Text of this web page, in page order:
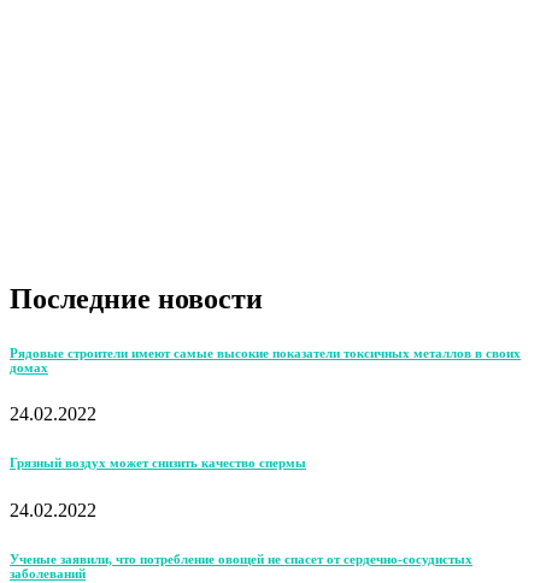
Последние новости
Рядовые строители имеют самые высокие показатели токсичных металлов в своих
домах
24.02.2022
Грязный воздух может снизить качество спермы
24.02.2022
Ученые заявили, что потребление овощей не спасет от сердечно-сосудистых
заболеваний